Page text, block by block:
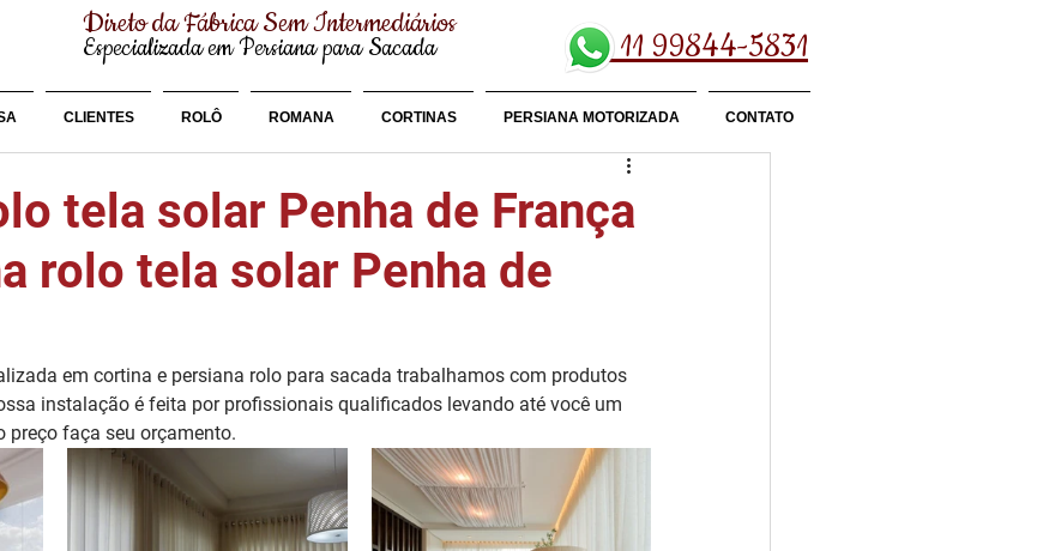
Direto da Fábrica Sem Intermediários
Especializada em Persiana para Sacada 11 99844-5831
CLIENTES ROLÔ ROMANA CORTINAS PERSIANA MOTORIZADA CONTATO
tela solar Penha de França
rolo tela solar Penha de
em cortina e persiana rolo para sacada trabalhamos com produtos
instalação é feita por profissionais qualificados levando até você um
preço faça seu orçamento.